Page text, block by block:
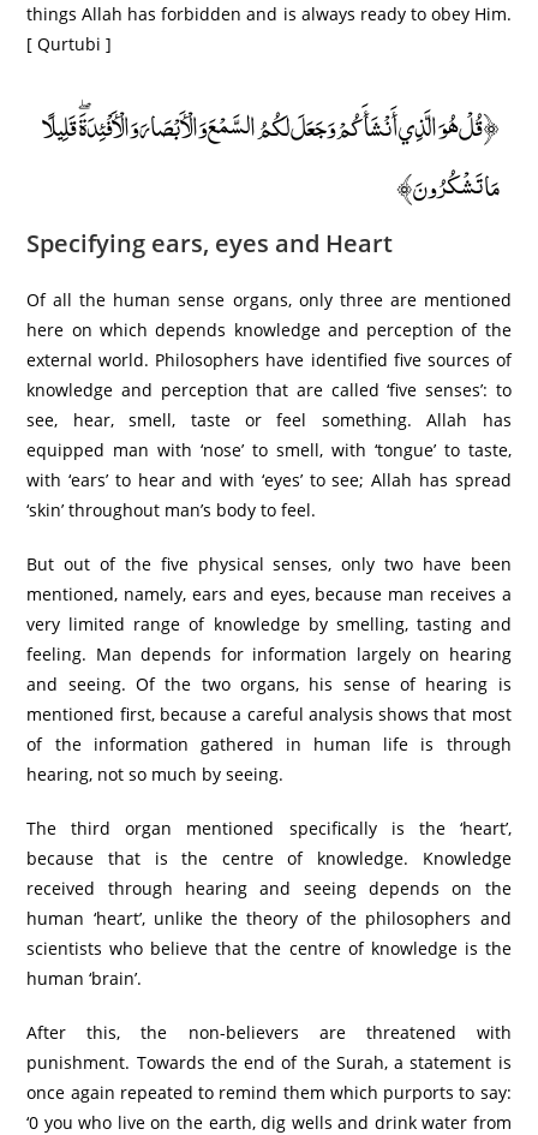
things Allah has forbidden and is always ready to obey Him.
[ Qurtubi ]
﴿قُلْ هُوَ الَّذِي أَنْشَأَكُمْ وَجَعَلَ لَكُمُ السَّمْعَ وَالْأَبْصَارَ وَالْأَفْئِدَةَ ۖ قَلِيلًا
مَا تَشْكُرُونَ﴾
Specifying ears, eyes and Heart
Of all the human sense organs, only three are mentioned
here on which depends knowledge and perception of the
external world. Philosophers have identified five sources of
knowledge and perception that are called ‘five senses’: to
see, hear, smell, taste or feel something. Allah has
equipped man with ‘nose’ to smell, with ‘tongue’ to taste,
with ‘ears’ to hear and with ‘eyes’ to see; Allah has spread
‘skin’ throughout man’s body to feel.
But out of the five physical senses, only two have been
mentioned, namely, ears and eyes, because man receives a
very limited range of knowledge by smelling, tasting and
feeling. Man depends for information largely on hearing
and seeing. Of the two organs, his sense of hearing is
mentioned first, because a careful analysis shows that most
of the information gathered in human life is through
hearing, not so much by seeing.
The third organ mentioned specifically is the ‘heart’,
because that is the centre of knowledge. Knowledge
received through hearing and seeing depends on the
human ‘heart’, unlike the theory of the philosophers and
scientists who believe that the centre of knowledge is the
human ‘brain’.
After this, the non-believers are threatened with
punishment. Towards the end of the Surah, a statement is
once again repeated to remind them which purports to say:
‘0 you who live on the earth, dig wells and drink water from